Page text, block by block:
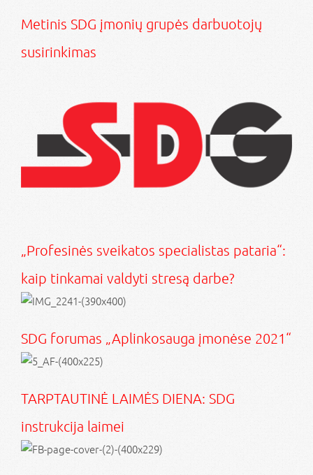
Metinis SDG įmonių grupės darbuotojų
susirinkimas
„Profesinės sveikatos specialistas pataria“:
kaip tinkamai valdyti stresą darbe?
SDG forumas „Aplinkosauga įmonėse 2021“
TARPTAUTINĖ LAIMĖS DIENA: SDG
instrukcija laimei